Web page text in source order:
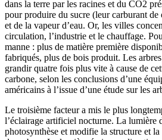
dans la terre par les racines et du CO2
pour produire du sucre (leur carburant
et de la vapeur d’eau. Or, les villes
circulation, l’industrie et le chauffage.
manne : plus de matière première
fabriqués, plus de bois produit. Les
grandir quatre fois plus vite à cause de
carbone, selon les conclusions d’une
américains à l’issue d’une étude sur les
Le troisième facteur a mis le plus
l’éclairage artificiel nocturne. La lumière
photosynthèse et modifie la structure et